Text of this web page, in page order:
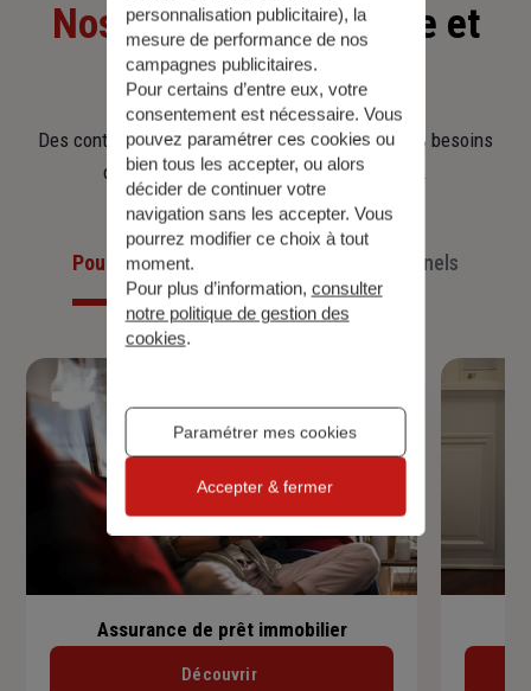
Nos offresd'assurance et
d'épargne
Des contrats clairs et flexibles pour sécuriser vos besoins
d’aujourd’hui et anticiper ceux de demain.
Pour les particuliers Pour les professionnels
Assurance de prêt immobilier
Découvrir
personnalisation publicitaire), la
mesure de performance de nos
campagnes publicitaires.
Pour certains d’entre eux, votre
consentement est nécessaire. Vous
pouvez paramétrer ces cookies ou
bien tous les accepter, ou alors
décider de continuer votre
navigation sans les accepter. Vous
pourrez modifier ce choix à tout
moment.
Pour plus d’information, consulter
notre politique de gestion des
cookies.
Paramétrer mes cookies
Accepter & fermer